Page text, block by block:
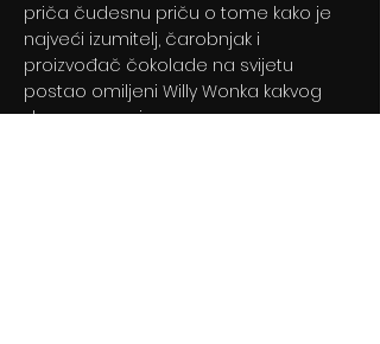
priča čudesnu priču o tome kako je
najveći izumitelj, čarobnjak i
proizvođač čokolade na svijetu
postao omiljeni Willy Wonka kakvog
danas poznajemo.